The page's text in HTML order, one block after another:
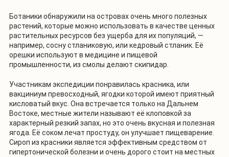
Ботаники обнаружили на островах очень много полезных
растений, которые можно использовать в качестве ценных
растительных ресурсов без ущерба для их популяций, —
например, сосну стланиковую, или кедровый стланик. Её
орешки используют в медицине и пищевой
промышленности, из смолы делают скипидар.
Участникам экспедиции понравилась красника, или
вакциниум превосходный, ягодки которой имеют приятный
кисловатый вкус. Она встречается только на Дальнем
Востоке, местные жители называют её клоповкой за
характерный резкий запах, но это очень вкусная и полезная
ягода. Её соком лечат простуду, он улучшает пищеварение.
Сироп из красники является эффективным средством от
гипертонической болезни и очень дорого стоит на местных